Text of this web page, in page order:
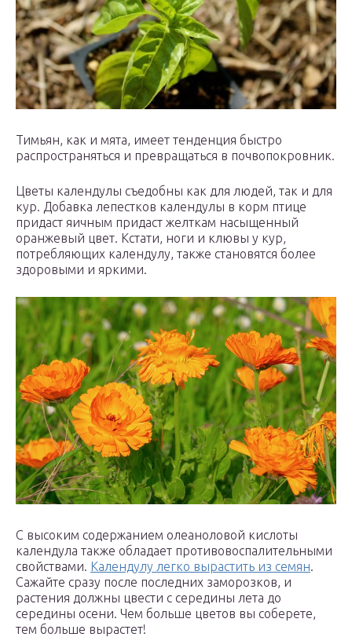
Тимьян, как и мята, имеет тенденция быстро
распространяться и превращаться в почвопокровник.
Цветы календулы съедобны как для людей, так и для
кур. Добавка лепестков календулы в корм птице
придаст яичным придаст желткам насыщенный
оранжевый цвет. Кстати, ноги и клювы у кур,
потребляющих календулу, также становятся более
здоровыми и яркими.
С высоким содержанием олеаноловой кислоты
календула также обладает противовоспалительными
свойствами. Календулу легко вырастить из семян
Сажайте сразу после последних заморозков, и
растения должны цвести с середины лета до
середины осени. Чем больше цветов вы соберете,
тем больше вырастет!